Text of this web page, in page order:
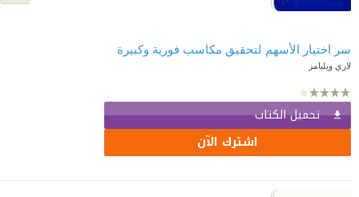
سر اختيار الأسهم لتحقيق مكاسب فورية وكبيرة
لاري ويليامز
تحميل الكتاب
اشترك الآن